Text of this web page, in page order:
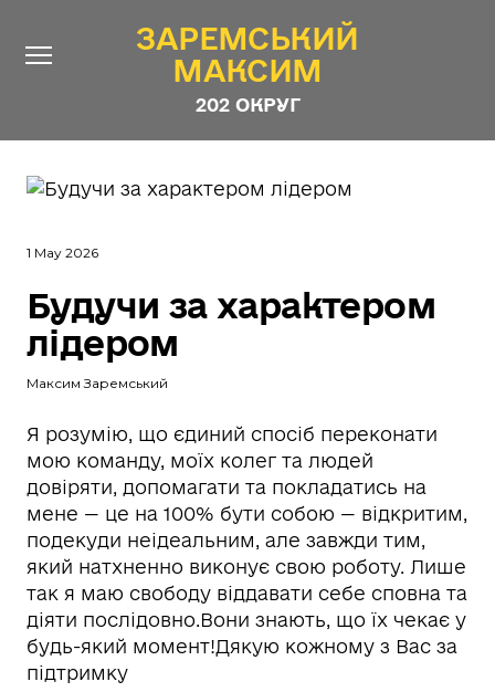
ЗАРЕМСЬКИЙ
МАКСИМ
202 ОКРУГ
ЗАРЕМСЬКИЙ
МАКСИМ
202 ОКРУГ
Контакти
Програма
Стежити за Депутатом
1 May 2026
Будучи за характером
лідером
Максим Заремський
Я розумію, що єдиний спосіб переконати
мою команду, моїх колег та людей
довіряти, допомагати та покладатись на
мене — це на 100% бути собою — відкритим,
подекуди неідеальним, але завжди тим,
який натхненно виконує свою роботу. Лише
так я маю свободу віддавати себе сповна та
діяти послідовно.Вони знають, що їх чекає у
будь-який момент!Дякую кожному з Вас за
підтримку